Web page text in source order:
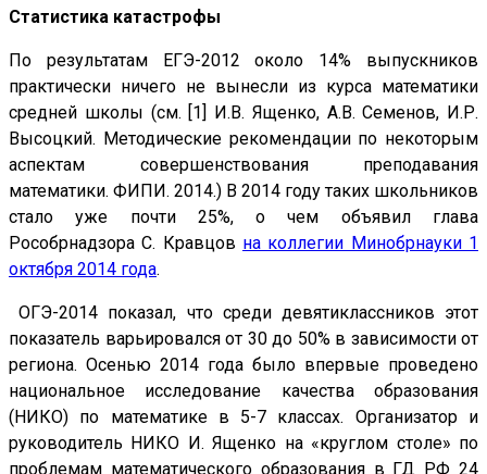
Статистика катастрофы
По результатам ЕГЭ-2012 около 14% выпускников
практически ничего не вынесли из курса математики
средней школы (см. [1] И.В. Ященко, А.В. Семенов, И.Р.
Высоцкий. Методические рекомендации по некоторым
аспектам совершенствования преподавания
математики. ФИПИ. 2014.) В 2014 году таких школьников
стало уже почти 25%, о чем объявил глава
Рособрнадзора С. Кравцов на коллегии Минобрнауки 1
октября 2014 года.
ОГЭ-2014 показал, что среди девятиклассников этот
показатель варьировался от 30 до 50% в зависимости от
региона. Осенью 2014 года было впервые проведено
национальное исследование качества образования
(НИКО) по математике в 5-7 классах. Организатор и
руководитель НИКО И. Ященко на «круглом столе» по
проблемам математического образования в ГД РФ 24